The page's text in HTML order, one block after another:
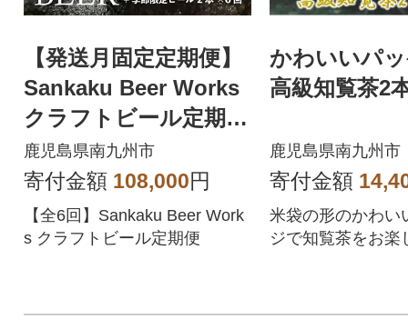
【発送月固定定期便】
Sankaku Beer Works
クラフトビール定期便
全6回
鹿児島県南九州市
寄付金額 108,000円
【全6回】Sankaku Beer Work
s クラフトビール定期便
かわいいパ
高級知覧茶2
鹿児島県南九州市
寄付金額
米袋の形のかわい
ジで知覧茶をお楽